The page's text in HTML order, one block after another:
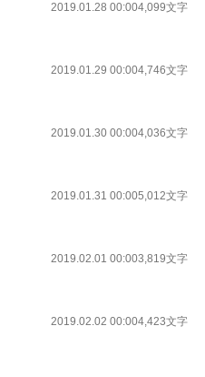
2019.01.28 00:004,099文字
2019.01.29 00:004,746文字
2019.01.30 00:004,036文字
2019.01.31 00:005,012文字
2019.02.01 00:003,819文字
2019.02.02 00:004,423文字